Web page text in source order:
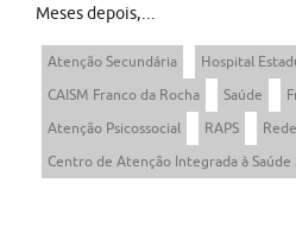
Meses depois,...
Atenção Secundária
Hospital
CAISM Franco da Rocha
Saúde
Atenção Psicossocial
RAPS
Centro de Atenção Integrada à